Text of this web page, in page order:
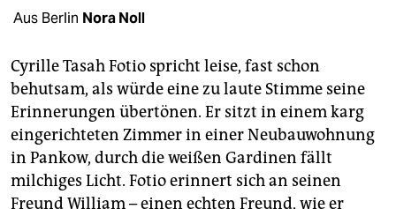
unterstützen
abo
genossenschaft
epaper login
Aus Berlin Nora Noll
Cyrille Tasah Fotio spricht leise, fast schon
behutsam, als würde eine zu laute Stimme seine
Erinnerungen übertönen. Er sitzt in einem karg
eingerichteten Zimmer in einer Neubauwohnung
in Pankow, durch die weißen Gardinen fällt
milchiges Licht. Fotio erinnert sich an seinen
Freund William – einen echten Freund, wie er